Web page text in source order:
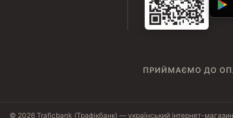
ПРИЙМАЄМО ДО
© 2026 Traficbank (Трафікбанк) — український інтернет-